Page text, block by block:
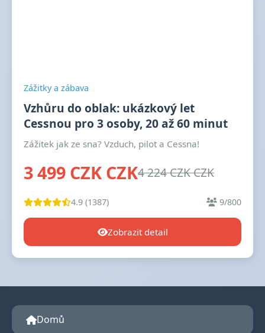
Zážitky a zábava
Vzhůru do oblak: ukázkový let
Cessnou pro 3 osoby, 20 až 60 minut
Zážitek jak ze sna? Vzduch, pilot a Cessna!
3 499 CZK CZK4 224 CZK CZK
4.9 (1387) 9/800
Zobrazit detail
Domů